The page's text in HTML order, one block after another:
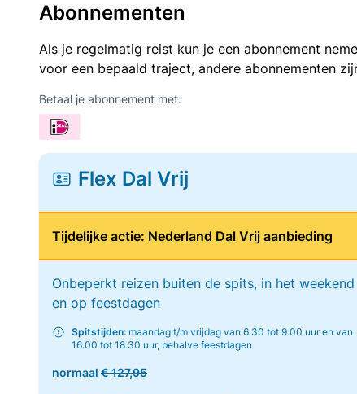
Abonnementen
Als je regelmatig reist kun je een abonnement
voor een bepaald traject, andere abonnementen
Betaal je abonnement met:
Flex Dal Vrij
Tijdelijke actie: Nederland Dal Vrij aanbieding
Onbeperkt reizen buiten de spits, in het weekend
en op feestdagen
Spitstijden: maandag t/m vrijdag van 6.30 tot 9.00 uur en van
16.00 tot 18.30 uur, behalve feestdagen
normaal € 127,95